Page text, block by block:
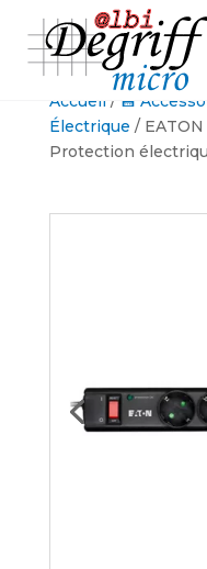
Accueil/ 💾
Électrique /
Protection